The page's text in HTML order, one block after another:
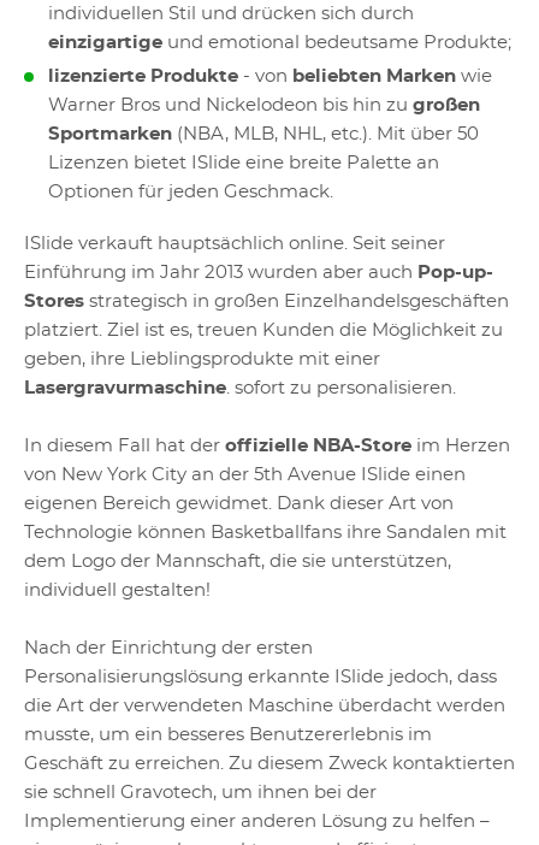
individuellen Stil und drücken sich durch
einzigartige und emotional bedeutsame Produkte;
lizenzierte Produkte - von beliebten Marken wie
Warner Bros und Nickelodeon bis hin zu großen
Sportmarken (NBA, MLB, NHL, etc.). Mit über 50
Lizenzen bietet ISlide eine breite Palette an
Optionen für jeden Geschmack.
ISlide verkauft hauptsächlich online. Seit seiner
Einführung im Jahr 2013 wurden aber auch Pop-up-
Stores strategisch in großen Einzelhandelsgeschäften
platziert. Ziel ist es, treuen Kunden die Möglichkeit zu
geben, ihre Lieblingsprodukte mit einer
Lasergravurmaschine. sofort zu personalisieren.
In diesem Fall hat der offizielle NBA-Store im Herzen
von New York City an der 5th Avenue ISlide einen
eigenen Bereich gewidmet. Dank dieser Art von
Technologie können Basketballfans ihre Sandalen mit
dem Logo der Mannschaft, die sie unterstützen,
individuell gestalten!
Nach der Einrichtung der ersten
Personalisierungslösung erkannte ISlide jedoch, dass
die Art der verwendeten Maschine überdacht werden
musste, um ein besseres Benutzererlebnis im
Geschäft zu erreichen. Zu diesem Zweck kontaktierten
sie schnell Gravotech, um ihnen bei der
Implementierung einer anderen Lösung zu helfen –